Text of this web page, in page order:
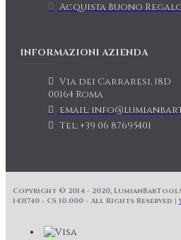
Acquista Buono
INFORMAZIONI AZIENDA
Via dei Carraresi, 18D
00164 Roma
email:
Tel: +39 06 87695401
Copyright © 2014 - 2020, LumianBarTools,
1431740 - CS 10.000 - All Rights Reserved |